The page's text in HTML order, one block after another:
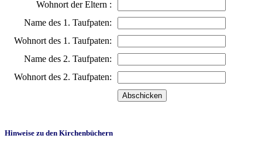
Wohnort der Eltern :
Name des 1. Taufpaten:
Wohnort des 1. Taufpaten:
Name des 2. Taufpaten:
Wohnort des 2. Taufpaten:
Hinweise zu den Kirchenbüchern